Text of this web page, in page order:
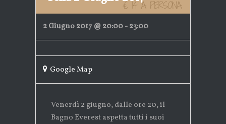
2 Giugno 2017 @ 20:00-23:00
Google Map
Venerdì 2 giugno, dalle ore 20, il
Bagno Everest aspetta tutti i suoi